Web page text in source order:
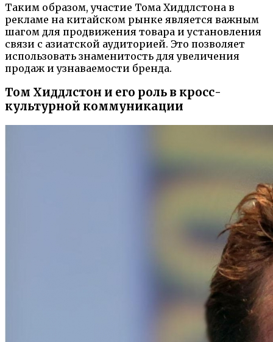
Таким образом, участие Тома Хиддлстона в
рекламе на китайском рынке является важным
шагом для продвижения товара и установления
связи с азиатской аудиторией. Это позволяет
использовать знаменитость для увеличения
продаж и узнаваемости бренда.
Том Хиддлстон и его роль в кросс-
культурной коммуникации